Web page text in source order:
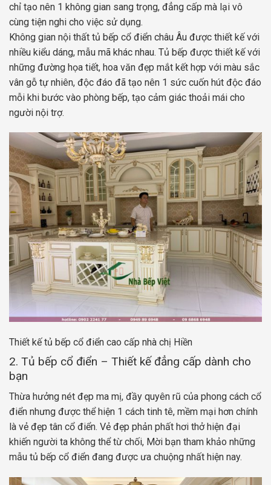
chỉ tạo nên 1 không gian sang trọng, đẳng cấp mà lại vô
cùng tiện nghi cho việc sử dụng.
Không gian nội thất tủ bếp cổ điển châu Âu được thiết kế với
nhiều kiểu dáng, mẫu mã khác nhau. Tủ bếp được thiết kế với
những đường họa tiết, hoa văn đẹp mắt kết hợp với màu sắc
vân gỗ tự nhiên, độc đáo đã tạo nên 1 sức cuốn hút độc đáo
mỗi khi bước vào phòng bếp, tạo cảm giác thoải mái cho
người nội trợ.
Thiết kế tủ bếp cổ điển cao cấp nhà chị Hiền
2. Tủ bếp cổ điển – Thiết kế đẳng cấp dành cho
bạn
Thừa hưởng nét đẹp ma mị, đầy quyên rũ của phong cách cổ
điển nhưng được thể hiện 1 cách tinh tê, mềm mại hơn chính
là vẻ đẹp tân cổ điển. Vẻ đẹp phản phất hơi thở hiện đại
khiến người ta không thể từ chối, Mời bạn tham khảo những
mẫu tủ bếp cổ điển đang được ưa chuộng nhất hiện nay.